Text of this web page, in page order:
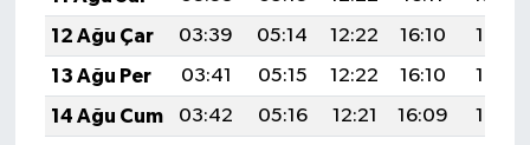
12 Ağu Çar
03:39 05:14 12:22 16:10
19:19
13 Ağu Per
03:41 05:15 12:22 16:10
19:18
14 Ağu Cum
03:42 05:16 12:21 16:09
19:17